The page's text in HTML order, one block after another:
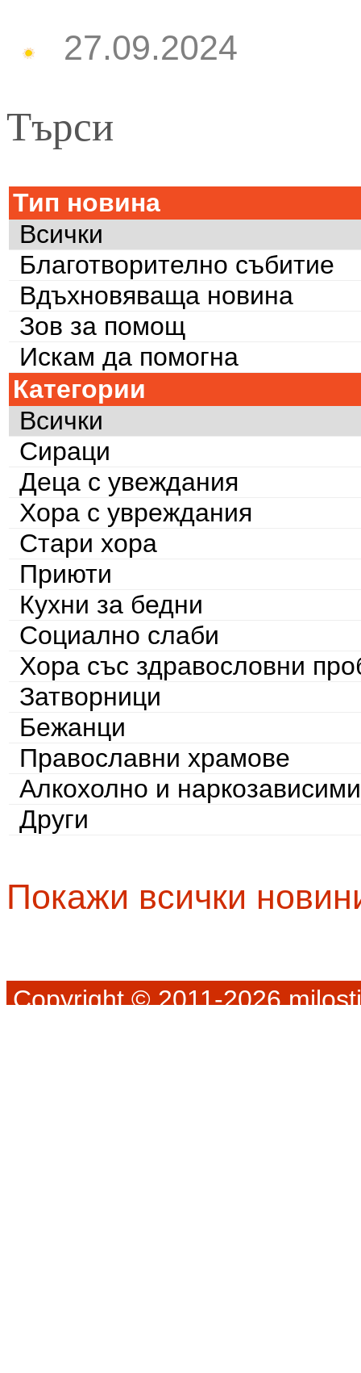
27.09.2024
Търси
Тип новина
Всички
Благотворително събитие
Вдъхновяваща новина
Зов за помощ
Искам да помогна
Категории
Всички
Сираци
Деца с увеждания
Хора с увреждания
Стари хора
Приюти
Кухни за бедни
Социално слаби
Хора със здравословни
Затворници
Бежанци
Православни храмове
Алкохолно и наркозависими
Други
Покажи всички
Copyright © 2011-2026